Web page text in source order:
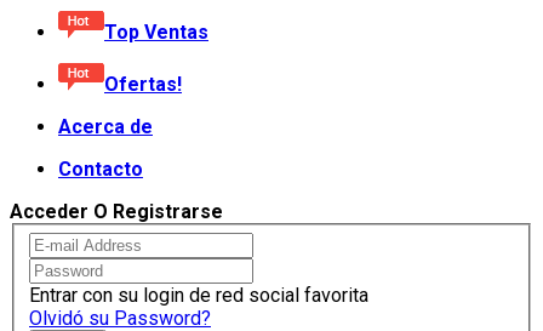
Top Ventas
Ofertas!
Acerca de
Contacto
Acceder O Registrarse
Entrar con su login de red social favorita
Olvidó su Password?